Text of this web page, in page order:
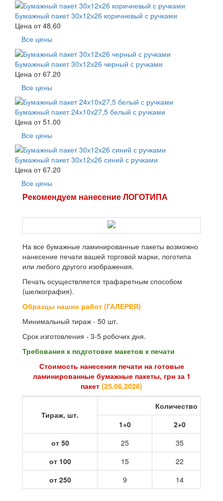
Бумажный пакет 30х12х26 коричневый с ручками
Цена от48.60
Все цены
Бумажный пакет 30х12х26 черный с ручками
Цена от67.20
Все цены
Бумажный пакет 24х10х27,5 белый с ручками
Цена от51.00
Все цены
Бумажный пакет 30х12х26 синий с ручками
Цена от67.20
Все цены
Рекомендуем нанесение ЛОГОТИПА
На все бумажные ламинированные пакеты возможно
нанесение печати вашей торговой марки, логотипа
или любого другого изображения.
Печать осуществляется трафаретным способом
(шелкография).
Образцы наших работ (ГАЛЕРЕЯ)
Минимальный тираж - 50 шт.
Срок изготовления - 3-5 робочих дня.
Требования к подготовке макетов к печати
Стоимость нанесения печати на готовые
ламинированные бумажные пакеты, грн за 1
пакет (25.06.2026)
Тираж, шт.
Количество
1+0
2+0
от 50
25
35
от 100
15
22
от 250
9 14